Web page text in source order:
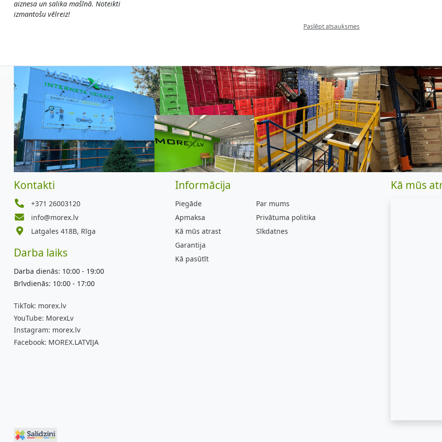
aiznesa un salika mašīnā. Noteikti
izmantošu vēlreiz!
Paslēpt atsauksmes
Kontakti
+371 26003120
info@morex.lv
Latgales 418B, Rīga
Darba laiks
Darba dienās: 10:00 - 19:00
Brīvdienās: 10:00 - 17:00
TikTok: morex.lv
YouTube: MorexLv
Instagram: morex.lv
Facebook: MOREX.LATVIJA
Informācija
Piegāde
Apmaksa
Kā mūs atrast
Garantija
Kā pasūtīt
Par mums
Privātuma politika
Sīkdatnes
Kā mūs